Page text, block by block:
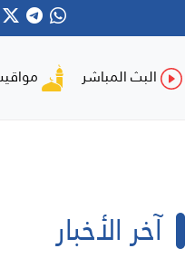
البث المباشر
آخر الأخبار